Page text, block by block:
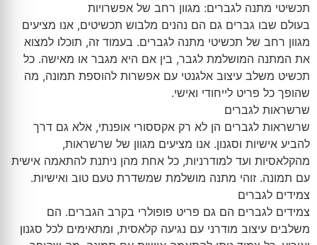
תכשיטי מתנה לגברים: מגוון רחב של אפשרויות
בעולם שבו גברים גם הם נהנים מלבוש תכשיטים, אנו מציעים
מגוון רחב של תכשיטי מתנה לגברים. בעמוד זה, תוכלו למצוא
את המתנה המושלמת לגבר, בין אם היא מגבר או מאישה. כל
תכשיט משלב עיצוב אלגנטי עם אפשרות להוספת תמונה, מה
שהופך כל פריט לייחודי ואישי.
שרשראות לגברים
שרשראות לגברים הן לא רק אקססורי אופנתי, אלא גם דרך
להביע אישיות וסגנון. אנו מציעים מגוון של שרשראות,
מהקלאסיות ועד למודרניות, כל אחת מהן ניתנת להתאמה אישית
עם תמונה. זוהי מתנה מושלמת שמשדרת טעם טוב ואישיות.
צמידים לגברים
צמידים לגברים הם גם פריט פופולרי בקרב הגברים. הם
משלבים עיצוב מודרני עם נגיעה קלאסית, ומתאימים לכל סגנון